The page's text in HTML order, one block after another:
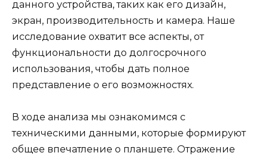
данного устройства, таких как его дизайн,
экран, производительность и камера. Наше
исследование охватит все аспекты, от
функциональности до долгосрочного
использования, чтобы дать полное
представление о его возможностях.
В ходе анализа мы ознакомимся с
техническими данными, которые формируют
общее впечатление о планшете. Отражение